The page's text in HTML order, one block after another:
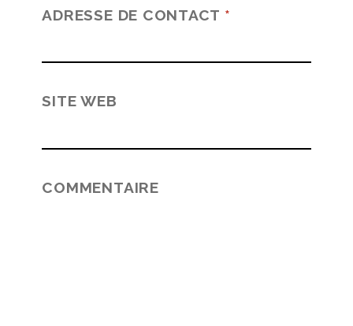
ADRESSE DE CONTACT *
SITE WEB
COMMENTAIRE